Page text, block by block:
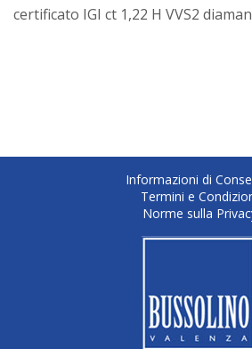
certificato IGI ct 1,22 H VVS2
Informazioni di
Termini e
Norme sulla